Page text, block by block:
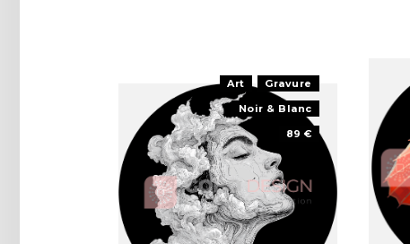
Art
Gravure
Noir & Blanc
89 €